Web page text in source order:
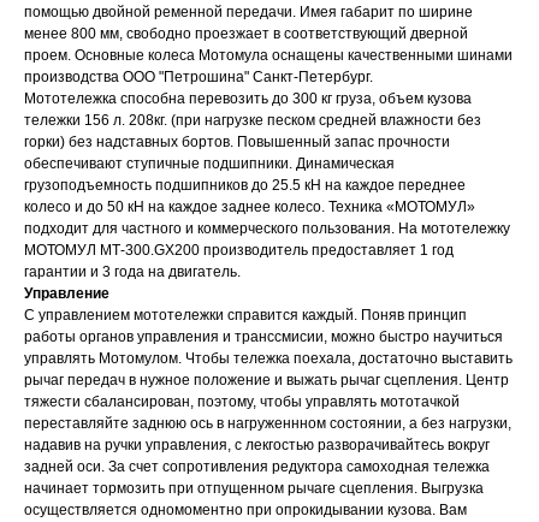
помощью двойной ременной передачи. Имея габарит по ширине
менее 800 мм, свободно проезжает в соответствующий дверной
проем. Основные колеса Мотомула оснащены качественными шинами
производства ООО "Петрошина" Санкт-Петербург.
Мототележка способна перевозить до 300 кг груза, объем кузова
тележки 156 л. 208кг. (при нагрузке песком средней влажности без
горки) без надставных бортов. Повышенный запас прочности
обеспечивают ступичные подшипники. Динамическая
грузоподъемность подшипников до 25.5 кН на каждое переднее
колесо и до 50 кН на каждое заднее колесо. Техника «МОТОМУЛ»
подходит для частного и коммерческого пользования. На мототележку
МОТОМУЛ МТ-300.GX200 производитель предоставляет 1 год
гарантии и 3 года на двигатель.
Управление
С управлением мототележки справится каждый. Поняв принцип
работы органов управления и транссмисии, можно быстро научиться
управлять Мотомулом. Чтобы тележка поехала, достаточно выставить
рычаг передач в нужное положение и выжать рычаг сцепления. Центр
тяжести сбалансирован, поэтому, чтобы управлять мототачкой
переставляйте заднюю ось в нагруженнном состоянии, а без нагрузки,
надавив на ручки управления, с лекгостью разворачивайтесь вокруг
задней оси. За счет сопротивления редуктора самоходная тележка
начинает тормозить при отпущенном рычаге сцепления. Выгрузка
осуществляется одномоментно при опрокидывании кузова. Вам